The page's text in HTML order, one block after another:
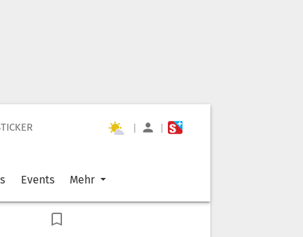
| |
Events Mehr